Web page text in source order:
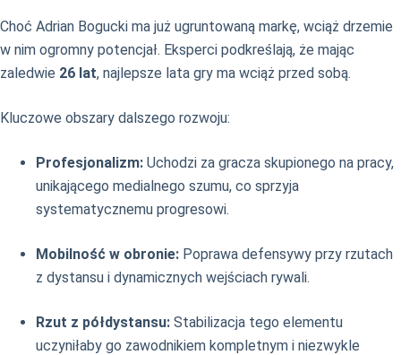
Choć Adrian Bogucki ma już ugruntowaną markę, wciąż drzemie
w nim ogromny potencjał. Eksperci podkreślają, że mając
zaledwie 26 lat, najlepsze lata gry ma wciąż przed sobą.
Kluczowe obszary dalszego rozwoju:
Profesjonalizm: Uchodzi za gracza skupionego na pracy,
unikającego medialnego szumu, co sprzyja
systematycznemu progresowi.
Mobilność w obronie: Poprawa defensywy przy rzutach
z dystansu i dynamicznych wejściach rywali.
Rzut z półdystansu: Stabilizacja tego elementu
uczyniłaby go zawodnikiem kompletnym i niezwykle